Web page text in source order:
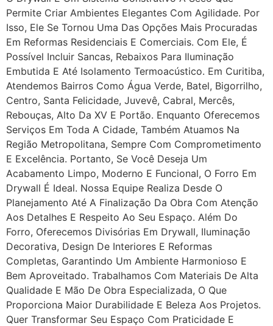
Permite Criar Ambientes Elegantes Com Agilidade. Por
Isso, Ele Se Tornou Uma Das Opções Mais Procuradas
Em Reformas Residenciais E Comerciais. Com Ele, É
Possível Incluir Sancas, Rebaixos Para Iluminação
Embutida E Até Isolamento Termoacústico. Em Curitiba,
Atendemos Bairros Como Água Verde, Batel, Bigorrilho,
Centro, Santa Felicidade, Juvevê, Cabral, Mercês,
Rebouças, Alto Da XV E Portão. Enquanto Oferecemos
Serviços Em Toda A Cidade, Também Atuamos Na
Região Metropolitana, Sempre Com Comprometimento
E Excelência. Portanto, Se Você Deseja Um
Acabamento Limpo, Moderno E Funcional, O Forro Em
Drywall É Ideal. Nossa Equipe Realiza Desde O
Planejamento Até A Finalização Da Obra Com Atenção
Aos Detalhes E Respeito Ao Seu Espaço. Além Do
Forro, Oferecemos Divisórias Em Drywall, Iluminação
Decorativa, Design De Interiores E Reformas
Completas, Garantindo Um Ambiente Harmonioso E
Bem Aproveitado. Trabalhamos Com Materiais De Alta
Qualidade E Mão De Obra Especializada, O Que
Proporciona Maior Durabilidade E Beleza Aos Projetos.
Quer Transformar Seu Espaço Com Praticidade E